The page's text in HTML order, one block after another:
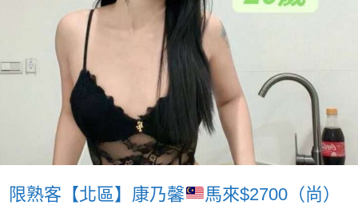
限熟客【北區】康乃馨 馬來$2700（尚）